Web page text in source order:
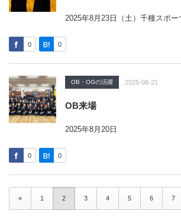
2025年8月23日（土）千種スポー
0 0
OB・OGの活躍 2025-08-21
OB来場
2025年8月20日
0 0
« 1 2 3 4 5 6 7